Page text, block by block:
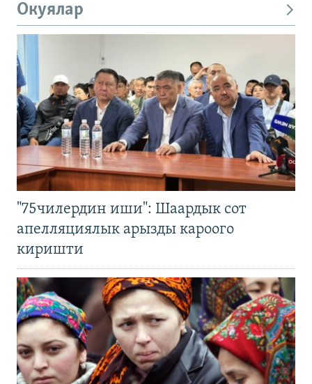
Окуялар
"75чилердин иши": Шаардык сот
апелляциялык арызды кароого
киришти